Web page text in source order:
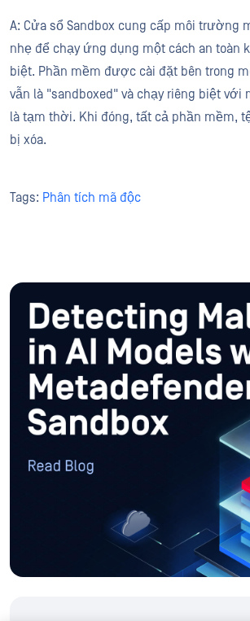
A: Cửa sổ Sandbox cung cấp môi trường
nhẹ để chạy ứng dụng một cách an toàn
biệt. Phần mềm được cài đặt bên trong
vẫn là "sandboxed" và chạy riêng biệt với
là tạm thời. Khi đóng, tất cả phần mềm,
bị xóa.
Tags: Phân tích mã độc